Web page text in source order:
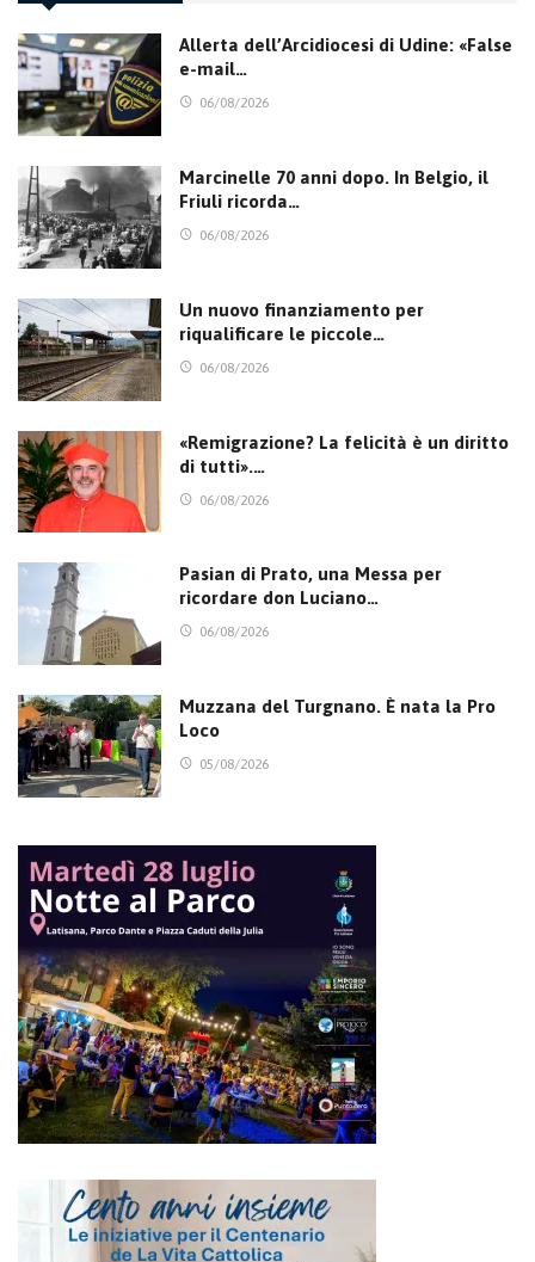
Allerta dell’Arcidiocesi di Udine: «False
e-mail…
06/08/2026
Marcinelle 70 anni dopo. In Belgio, il
Friuli ricorda…
06/08/2026
Un nuovo finanziamento per
riqualificare le piccole…
06/08/2026
«Remigrazione? La felicità è un diritto
di tutti».…
06/08/2026
Pasian di Prato, una Messa per
ricordare don Luciano…
06/08/2026
Muzzana del Turgnano. È nata la Pro
Loco
05/08/2026